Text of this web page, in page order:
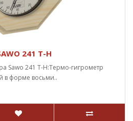
241 T-H
Sawo 241 T-H:Термо-гигрометр
в форме восьми..